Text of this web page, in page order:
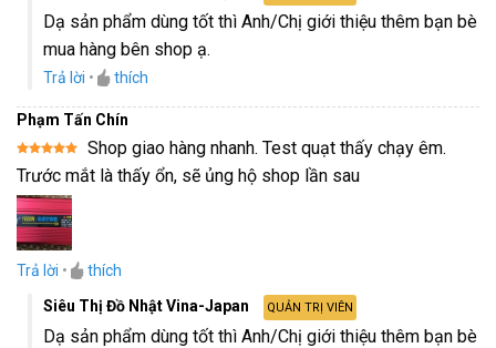
Dạ sản phẩm dùng tốt thì Anh/Chị giới thiệu thêm bạn bè
mua hàng bên shop ạ.
Trả lời • thích
Phạm Tấn Chín
Được xếp
hạng55
Shop giao hàng nhanh. Test quạt thấy chạy êm.
Trước mắt là thấy ổn, sẽ ủng hộ shop lần sau
Trả lời •
thích
Siêu Thị Đồ Nhật Vina-Japan
QUẢN TRỊ VIÊN
Dạ sản phẩm dùng tốt thì Anh/Chị giới thiệu thêm bạn bè